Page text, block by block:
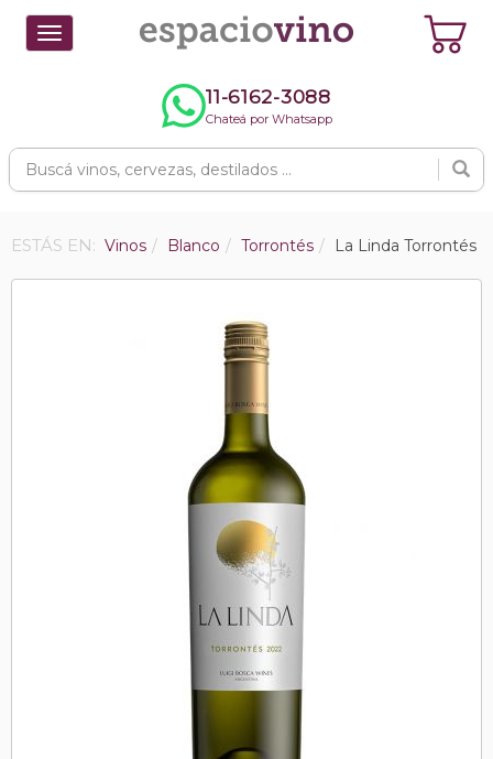
Toggle
navigation
11-6162-3088
Chateá por Whatsapp
ESTÁS EN: Vinos Blanco Torrontés La Linda Torrontés